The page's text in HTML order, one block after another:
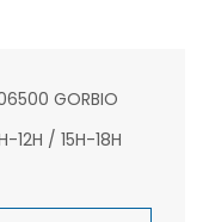
GORBIO
/ 15H-18H